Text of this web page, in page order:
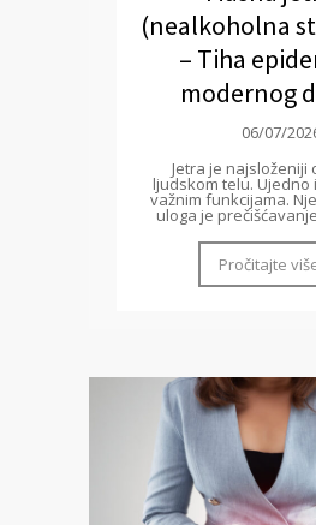
(nealkoholna
– Tiha
modernog
06/07/
Jetra je najsloženiji
ljudskom telu. Ujedno
važnim funkcijama.
uloga je
Pročitajte